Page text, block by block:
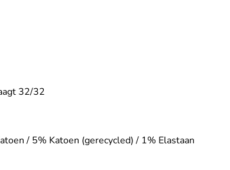
32/32
/ 5% Katoen (gerecycled) / 1% Elastaan